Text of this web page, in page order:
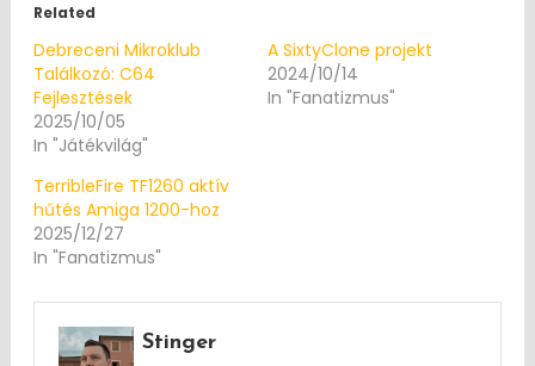
Related
Debreceni Mikroklub
Találkozó: C64
Fejlesztések
2025/10/05
In "Játékvilág"
A SixtyClone projekt
2024/10/14
In "Fanatizmus"
TerribleFire TF1260 aktív
hűtés Amiga 1200-hoz
2025/12/27
In "Fanatizmus"
Stinger